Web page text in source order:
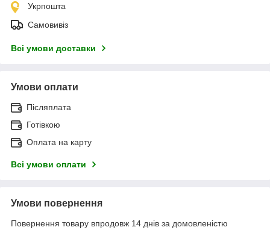
Укрпошта
Самовивіз
Всі умови доставки
Умови оплати
Післяплата
Готівкою
Оплата на карту
Всі умови оплати
Умови повернення
Повернення товару впродовж 14 днів за домовленістю